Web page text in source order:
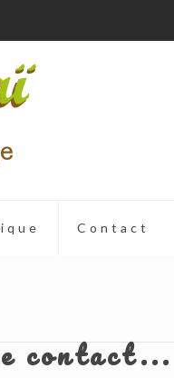
Contact
contact...